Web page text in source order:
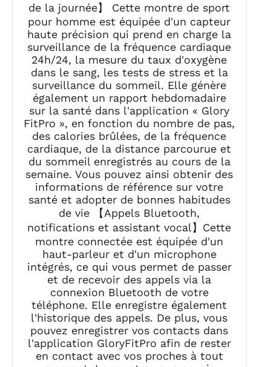
de la journée】 Cette montre de sport
pour homme est équipée d'un capteur
haute précision qui prend en charge la
surveillance de la fréquence cardiaque
24h/24, la mesure du taux d'oxygène
dans le sang, les tests de stress et la
surveillance du sommeil. Elle génère
également un rapport hebdomadaire
sur la santé dans l'application « Glory
FitPro », en fonction du nombre de pas,
des calories brûlées, de la fréquence
cardiaque, de la distance parcourue et
du sommeil enregistrés au cours de la
semaine. Vous pouvez ainsi obtenir des
informations de référence sur votre
santé et adopter de bonnes habitudes
de vie 【Appels Bluetooth,
notifications et assistant vocal】Cette
montre connectée est équipée d'un
haut-parleur et d'un microphone
intégrés, ce qui vous permet de passer
et de recevoir des appels via la
connexion Bluetooth de votre
téléphone. Elle enregistre également
l'historique des appels. De plus, vous
pouvez enregistrer vos contacts dans
l'application GloryFitPro afin de rester
en contact avec vos proches à tout